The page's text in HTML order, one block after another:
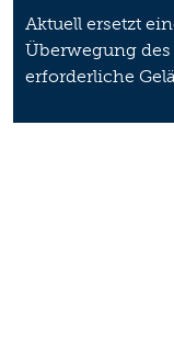
Aktuell ersetzt
Überwegung
erforderliche